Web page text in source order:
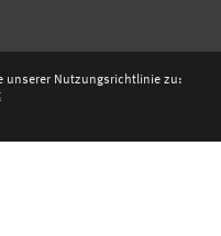
unserer Nutzungsrichtlinie zu: